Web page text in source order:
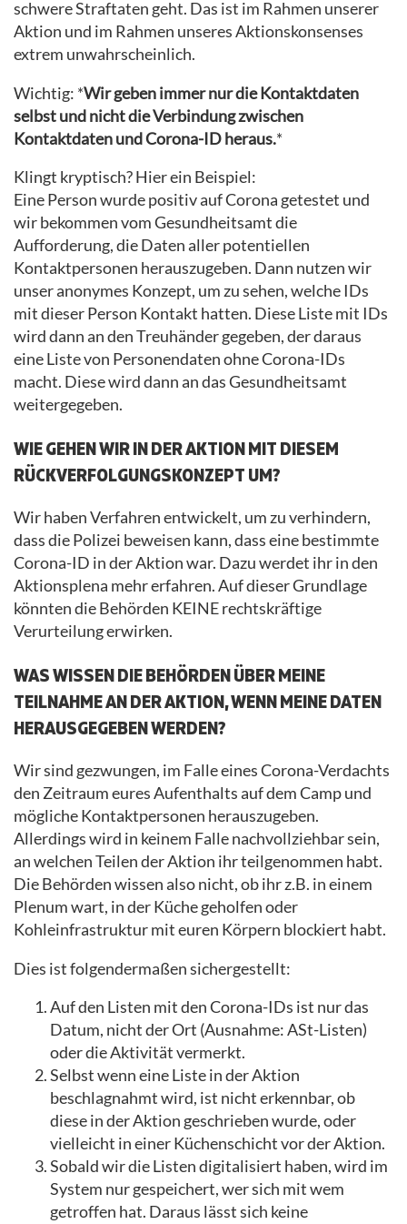
schwere Straftaten geht. Das ist im Rahmen unserer
Aktion und im Rahmen unseres Aktionskonsenses
extrem unwahrscheinlich.
Wichtig: *Wir geben immer nur die Kontaktdaten
selbst und nicht die Verbindung zwischen
Kontaktdaten und Corona-ID heraus.*
Klingt kryptisch? Hier ein Beispiel:
Eine Person wurde positiv auf Corona getestet und
wir bekommen vom Gesundheitsamt die
Aufforderung, die Daten aller potentiellen
Kontaktpersonen herauszugeben. Dann nutzen wir
unser anonymes Konzept, um zu sehen, welche IDs
mit dieser Person Kontakt hatten. Diese Liste mit IDs
wird dann an den Treuhänder gegeben, der daraus
eine Liste von Personendaten ohne Corona-IDs
macht. Diese wird dann an das Gesundheitsamt
weitergegeben.
WIE GEHEN WIR IN DER AKTION MIT DIESEM
RÜCKVERFOLGUNGSKONZEPT UM?
Wir haben Verfahren entwickelt, um zu verhindern,
dass die Polizei beweisen kann, dass eine bestimmte
Corona-ID in der Aktion war. Dazu werdet ihr in den
Aktionsplena mehr erfahren. Auf dieser Grundlage
könnten die Behörden KEINE rechtskräftige
Verurteilung erwirken.
WAS WISSEN DIE BEHÖRDEN ÜBER MEINE
TEILNAHME AN DER AKTION, WENN MEINE DATEN
HERAUSGEGEBEN WERDEN?
Wir sind gezwungen, im Falle eines Corona-Verdachts
den Zeitraum eures Aufenthalts auf dem Camp und
mögliche Kontaktpersonen herauszugeben.
Allerdings wird in keinem Falle nachvollziehbar sein,
an welchen Teilen der Aktion ihr teilgenommen habt.
Die Behörden wissen also nicht, ob ihr z.B. in einem
Plenum wart, in der Küche geholfen oder
Kohleinfrastruktur mit euren Körpern blockiert habt.
Dies ist folgendermaßen sichergestellt:
Auf den Listen mit den Corona-IDs ist nur das
Datum, nicht der Ort (Ausnahme: ASt-Listen)
oder die Aktivität vermerkt.
Selbst wenn eine Liste in der Aktion
beschlagnahmt wird, ist nicht erkennbar, ob
diese in der Aktion geschrieben wurde, oder
vielleicht in einer Küchenschicht vor der Aktion.
Sobald wir die Listen digitalisiert haben, wird im
System nur gespeichert, wer sich mit wem
getroffen hat. Daraus lässt sich keine